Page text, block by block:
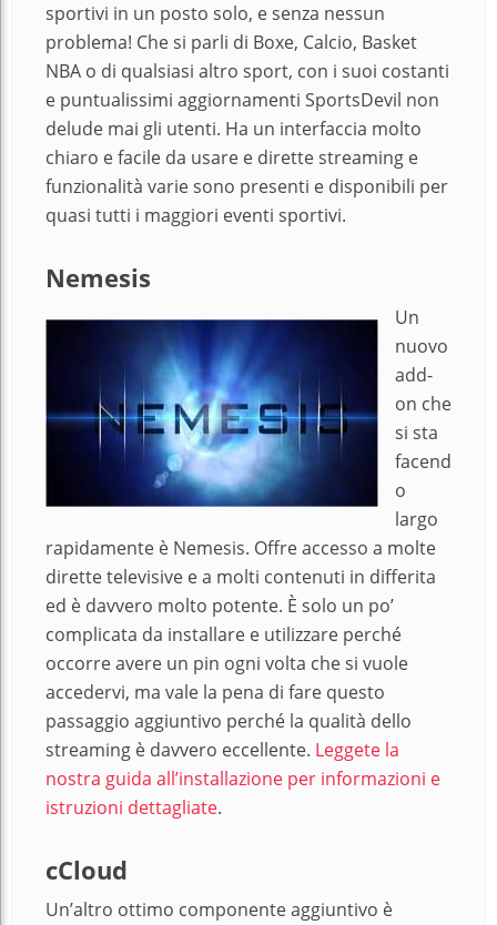
sportivi in un posto solo, e senza nessun
problema! Che si parli di Boxe, Calcio, Basket
NBA o di qualsiasi altro sport, con i suoi costanti
e puntualissimi aggiornamenti SportsDevil non
delude mai gli utenti. Ha un interfaccia molto
chiaro e facile da usare e dirette streaming e
funzionalità varie sono presenti e disponibili per
quasi tutti i maggiori eventi sportivi.
Nemesis
Un
nuovo
add-
on che
si sta
facend
o
largo
rapidamente è Nemesis. Offre accesso a molte
dirette televisive e a molti contenuti in differita
ed è davvero molto potente. È solo un po’
complicata da installare e utilizzare perché
occorre avere un pin ogni volta che si vuole
accedervi, ma vale la pena di fare questo
passaggio aggiuntivo perché la qualità dello
streaming è davvero eccellente. Leggete la
nostra guida all’installazione per informazioni e
istruzioni dettagliate.
cCloud
Un’altro ottimo componente aggiuntivo è